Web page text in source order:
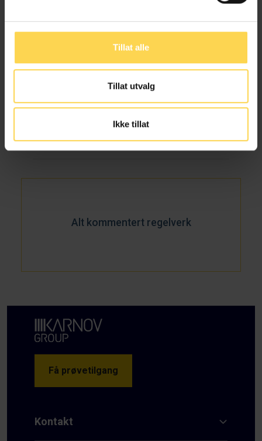
Tillat alle
Tillat utvalg
Ikke tillat
Landbruk, jakt og skogbruk
Vannressursloven – vrl
Energirett Miljøvern, natur og friluftsliv
Alt kommentert regelverk
Få prøvetilgang
Kontakt